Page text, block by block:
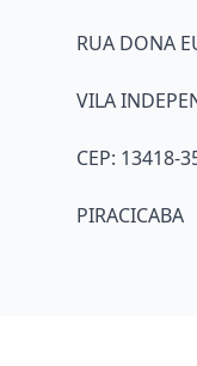
RUA DONA
VILA
CEP: 13418-
PIRACICABA